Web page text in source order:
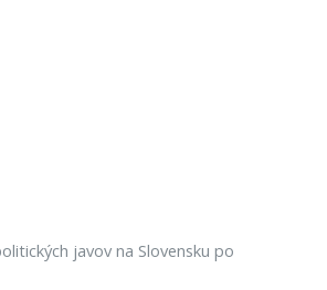
javov na Slovensku po